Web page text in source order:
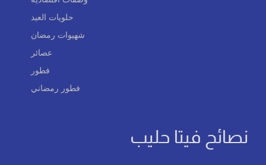
حلويات العيد
شهيوات رمضان
عصائر
فطور
فطور رمضاني
نصائح فيتا حليب